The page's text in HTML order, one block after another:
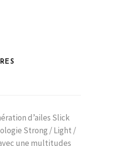
d’ailes Slick
Strong / Light /
une multitudes